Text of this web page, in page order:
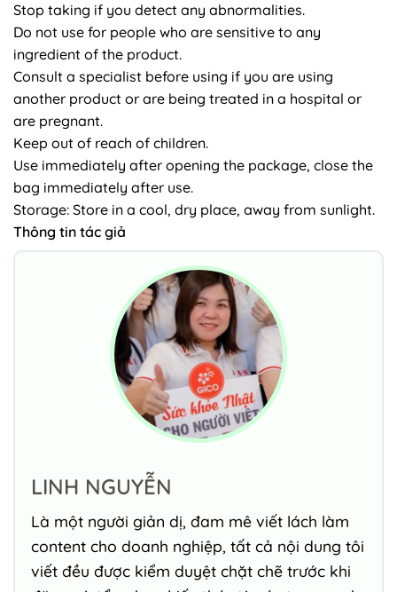
Stop taking if you detect any abnormalities.
Do not use for people who are sensitive to any
ingredient of the product.
Consult a specialist before using if you are using
another product or are being treated in a hospital or
are pregnant.
Keep out of reach of children.
Use immediately after opening the package, close the
bag immediately after use.
Storage: Store in a cool, dry place, away from sunlight.
Thông tin tác giả
LINH NGUYỄN
Là một người giản dị, đam mê viết lách làm
content cho doanh nghiệp, tất cả nội dung tôi
viết đều được kiểm duyệt chặt chẽ trước khi